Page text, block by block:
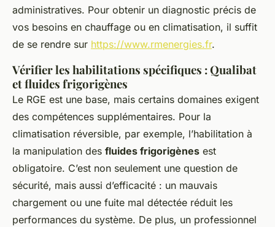
administratives. Pour obtenir un diagnostic précis de
vos besoins en chauffage ou en climatisation, il suffit
de se rendre sur https://www.rmenergies.fr.
Vérifier les habilitations spécifiques : Qualibat
et fluides frigorigènes
Le RGE est une base, mais certains domaines exigent
des compétences supplémentaires. Pour la
climatisation réversible, par exemple, l’habilitation à
la manipulation des fluides frigorigènes est
obligatoire. C’est non seulement une question de
sécurité, mais aussi d’efficacité : un mauvais
chargement ou une fuite mal détectée réduit les
performances du système. De plus, un professionnel